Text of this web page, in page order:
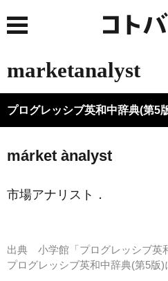
marketanalyst
プログレッシブ英和中辞典(第5
márket ànalyst
市場アナリスト ．
出典 小学館「プログレッシブ英
プログレッシブ英和中辞典(第5